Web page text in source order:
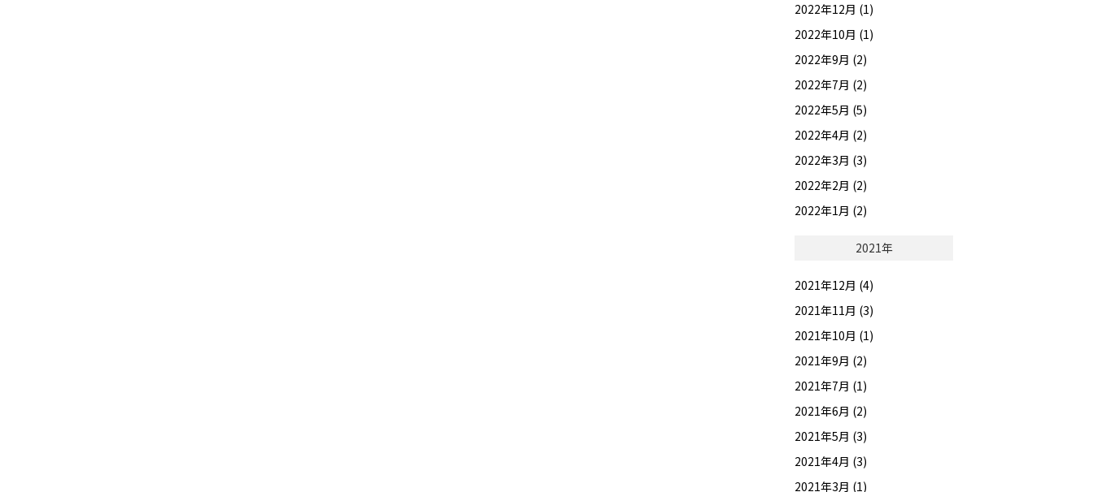
2022年12月 (1)
2022年10月 (1)
2022年9月 (2)
2022年7月 (2)
2022年5月 (5)
2022年4月 (2)
2022年3月 (3)
2022年2月 (2)
2022年1月 (2)
2021年
2021年12月 (4)
2021年11月 (3)
2021年10月 (1)
2021年9月 (2)
2021年7月 (1)
2021年6月 (2)
2021年5月 (3)
2021年4月 (3)
2021年3月 (1)